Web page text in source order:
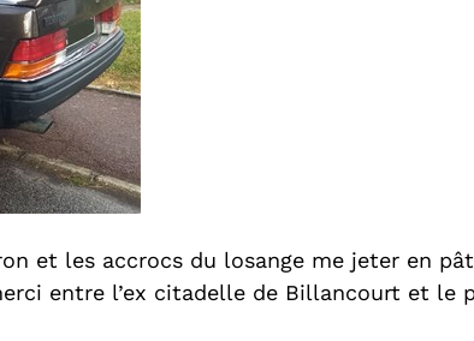
et les accrocs du losange me jeter en
entre l’ex citadelle de Billancourt et le